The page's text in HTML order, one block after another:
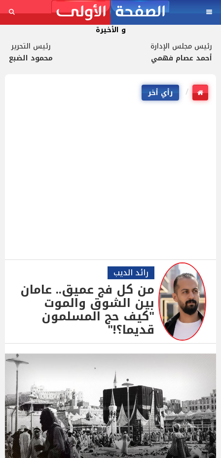
و الأخيرة
رئيس مجلس الإدارة
أحمد عصام فهمي
رئيس التحرير
محمود الضبع
رأي أخر
رائد الديب
من كل فج عميق.. عامان
بين الشوق والموت
"كيف حج المسلمون
قديما؟!"